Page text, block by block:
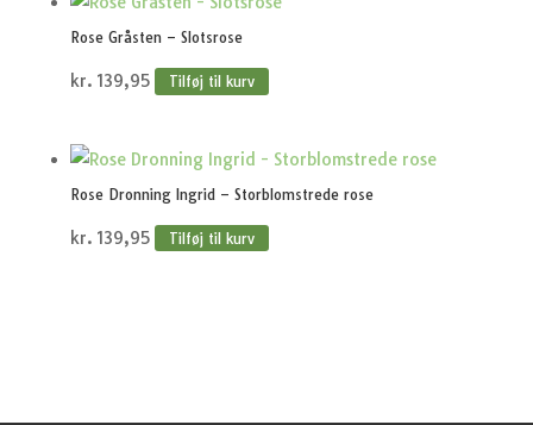
Rose Gråsten – Slotsrose
kr. 139,95 Tilføj til kurv
Rose Dronning Ingrid – Storblomstrede rose
kr. 139,95 Tilføj til kurv